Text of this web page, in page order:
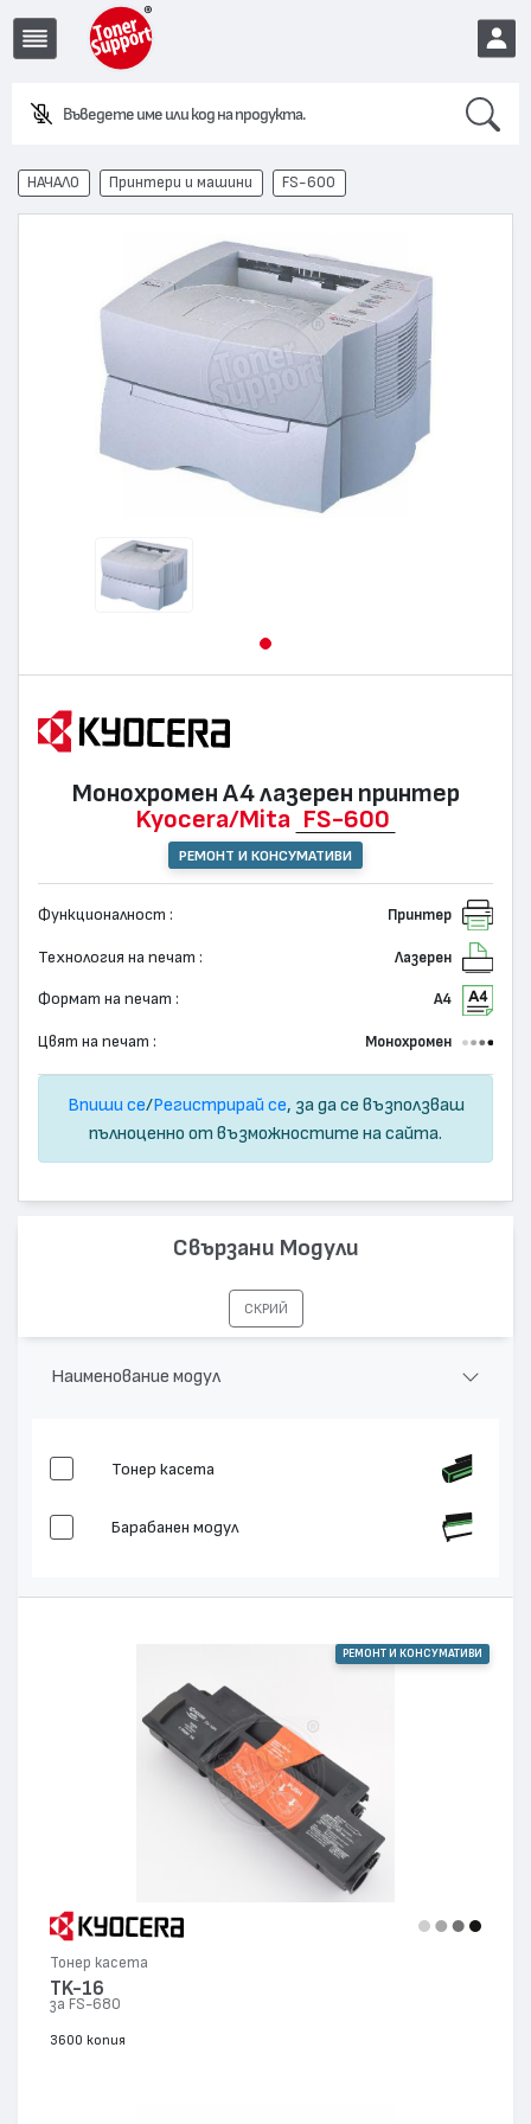
Въведете име или код на продукта.
EUR
НАЧАЛО Принтери и машини FS-600
Монохромен А4 лазерен принтер
Kyocera/Mita FS-600
РЕМОНТ И КОНСУМАТИВИ
Функционалност : Принтер
Технология на печат : Лазерен
Формат на печат : А4
Цвят на печат : Монохромен
Впиши се/Регистрирай се, за да се възползваш
пълноценно от възможностите на сайта.
Свързани Модули
СКРИЙ
Наименование модул
Тонер касета
Барабанен модул
РЕМОНТ И КОНСУМАТИВИ
Тонер касета
TK-16
за FS-680
3600 копия